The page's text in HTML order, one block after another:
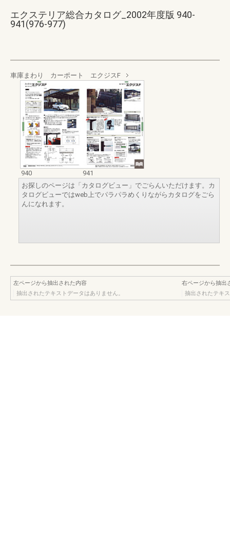
エクステリア総合カタログ_2002年度版 940-
941(976-977)
車庫まわり カーポート エクジスF
940
941
お探しのページは「カタログビュー」でごらんいただけます。カ
タログビューではweb上でパラパラめくりながらカタログをごら
んになれます。
左ページから抽出された内容
抽出されたテキストデータはありません。
右ページから抽出
抽出されたテキ